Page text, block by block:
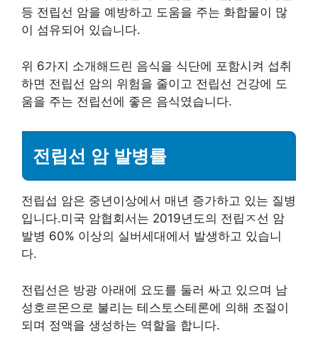
등 전립선 암을 예방하고 도움을 주는 화합물이 많
이 섬유되어 있습니다.
위 6가지 소개해드린 음식을 식단에 포함시켜 섭취
하면 전립선 암의 위험을 줄이고 전립선 건강에 도
움을 주는 전립선에 좋은 음식였습니다.
전립선 암 발병률
전립섭 암은 중년이상에서 매년 증가하고 있는 질병
입니다.미국 암협회서는 2019년도의 전립ㅈ선 암
발병 60% 이상의 실버세대에서 발생하고 있습니
다.
전립선은 방광 아래에 요도를 둘러 싸고 있으며 남
성호르몬으로 불리는 테스토스테론에 의해 조절이
되며 정액을 생성하는 역할을 합니다.